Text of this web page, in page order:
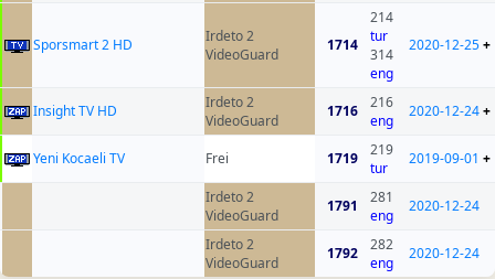
Sporsmart 2 HD
Irdeto 2
VideoGuard
1714
214
tur
314
eng
2020-12-25+
Insight TV HD
Irdeto 2
VideoGuard
1716
216
eng
2020-12-24+
Yeni Kocaeli TV Frei 1719
219
tur
2019-09-01 +
Irdeto 2
VideoGuard
1791
281
eng
2020-12-24
Irdeto 2
VideoGuard
1792
282
eng
2020-12-24